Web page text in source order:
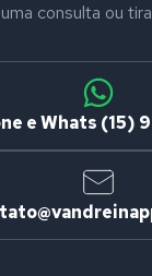
consulta ou
e Whats (15)